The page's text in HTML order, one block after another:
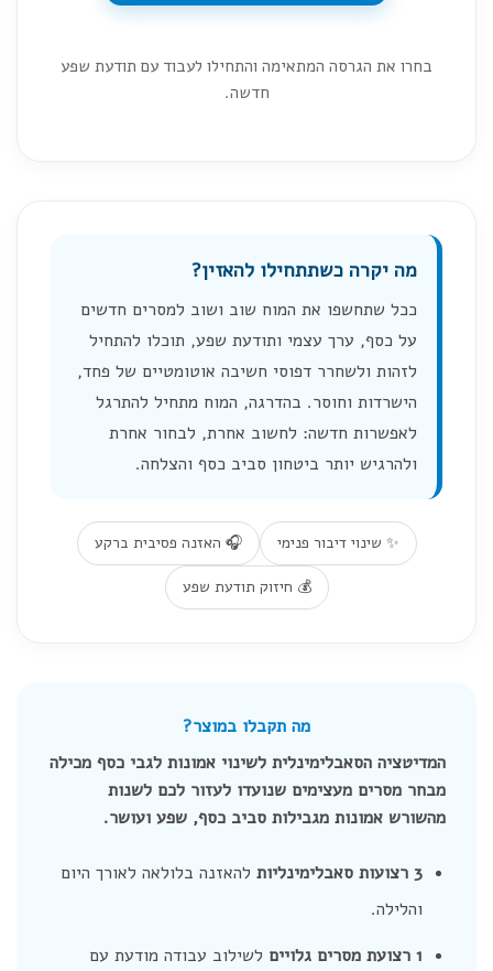
בחרו את הגרסה המתאימה והתחילו לעבוד עם תודעת שפע
חדשה.
מה יקרה כשתתחילו להאזין?
ככל שתחשפו את המוח שוב ושוב למסרים חדשים
על כסף, ערך עצמי ותודעת שפע, תוכלו להתחיל
לזהות ולשחרר דפוסי חשיבה אוטומטיים של פחד,
הישרדות וחוסר. בהדרגה, המוח מתחיל להתרגל
לאפשרות חדשה: לחשוב אחרת, לבחור אחרת
ולהרגיש יותר ביטחון סביב כסף והצלחה.
✨ שינוי דיבור פנימי 🎧 האזנה פסיבית ברקע
💰 חיזוק תודעת שפע
מה תקבלו במוצר?
המדיטציה הסאבלימינלית לשינוי אמונות לגבי כסף מכילה
מבחר מסרים מעצימים שנועדו לעזור לכם לשנות
מהשורש אמונות מגבילות סביב כסף, שפע ועושר.
3 רצועות סאבלימינליות
להאזנה בלולאה לאורך היום
והלילה.
1 רצועת מסרים גלויים
לשילוב עבודה מודעת עם